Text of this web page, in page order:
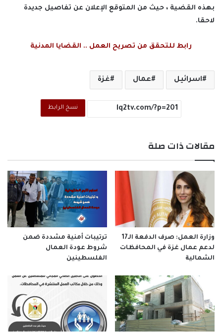
بهذه القضية ، حيث من المتوقع الإعلان عن تفاصيل جديدة
لاحقا.
رابط للتحقق من تصريح العمل .. القضايا المدنية
اسرائيل عمال غزة
نسخ الرابط
مقالات ذات صلة
وزارة العمل: صرف الدفعة الـ17
لدعم عمال غزة في المحافظات
الشمالية
ترتيبات أمنية مشددة ضمن
شروط عودة العمال
الفلسطينين